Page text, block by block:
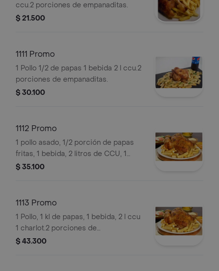
ccu.2 porciones de empanaditas.
$ 21.500
1111 Promo
1 Pollo 1/2 de papas 1 bebida 2 l ccu.2
porciones de empanaditas.
$ 30.100
1112 Promo
1 pollo asado, 1/2 porción de papas
fritas, 1 bebida, 2 litros de CCU, 1
cassata Savory, 2 porciones de
$ 35.100
1113 Promo
1 Pollo, 1 kl de papas, 1 bebida, 2 l ccu
1 charlot.2 porciones de
emopanaditas.
$ 43.300